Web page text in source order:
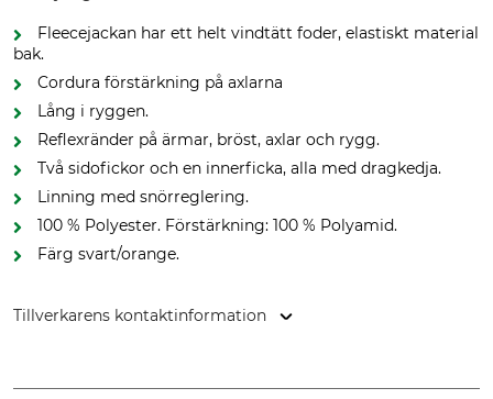
Fleecejackan har ett helt vindtätt foder, elastiskt material
bak.
Cordura förstärkning på axlarna
Lång i ryggen.
Reflexränder på ärmar, bröst, axlar och rygg.
Två sidofickor och en innerficka, alla med dragkedja.
Linning med snörreglering.
100 % Polyester. Förstärkning: 100 % Polyamid.
Färg svart/orange.
Tillverkarens kontaktinformation
www.grube.de